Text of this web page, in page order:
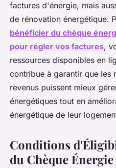
factures d'énergie, mais
de rénovation énergétique.
bénéficier du chèque
pour régler vos factures,
ressources disponibles en
contribue à garantir que les
revenus puissent mieux
énergétiques tout en
énergétique de leur
Conditions
du Chèque Énergie